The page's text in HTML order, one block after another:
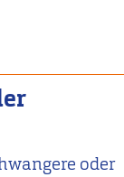
oder